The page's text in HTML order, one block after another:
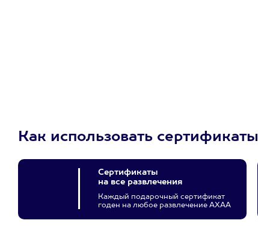
Как использовать сертификаты
Сертификаты
на все развлечения
Каждый подарочный сертификат
годен на любое развлечение АХАА